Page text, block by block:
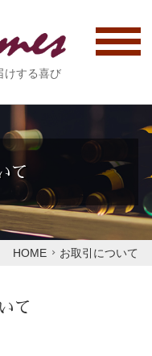
けする喜び
て
HOME お取引について
て